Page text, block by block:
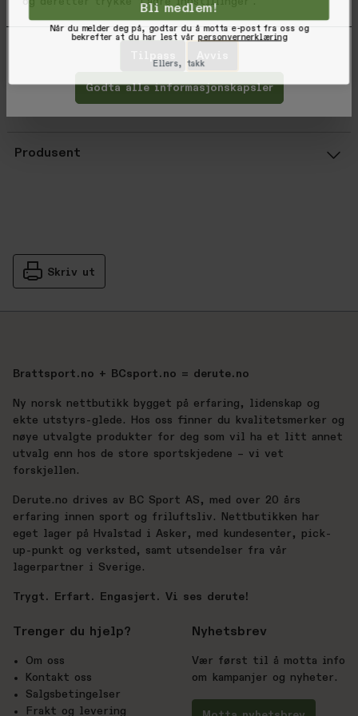
21" from high point of shoulder to h
Produsent
Skriv ut
Brattsport.no + BCsport.no = derute.no
Ny norsk nettbutikk bygget på erfaring, lidenskap og
ekte utstyrs-glede. Hos oss finner du kvalitetsmerker og
nøye utvalgte produkter for deg som vil ha et litt annet
utvalg enn hos de store sportskjedene – vi vet
forskjellen.
Derute.no drives av BC Sport AS, med over 20 års
erfaring innen sport og friluftsliv. Nettbutikken har
eget lager på Hvalstad i Asker, med kundesenter, pick-
up-punkt og verksted, samt utsendelser fra vår
lagerpartner i Sverige.
Trygt. Erfart. Engasjert. Vi ses derute!
Trenger du hjelp?
Om oss
Kontakt oss
Salgsbetingelser
Frakt og levering
Nyhetsbrev
Vær først til å motta info
om kampanjer og nyheter.
Godta alle informasjonskapsler
Bli medlem!
Når du melder deg på, godtar du å motta e-post fra oss og
bekrefter at du har lest vårpersonvernerklæring
Ellers, takk